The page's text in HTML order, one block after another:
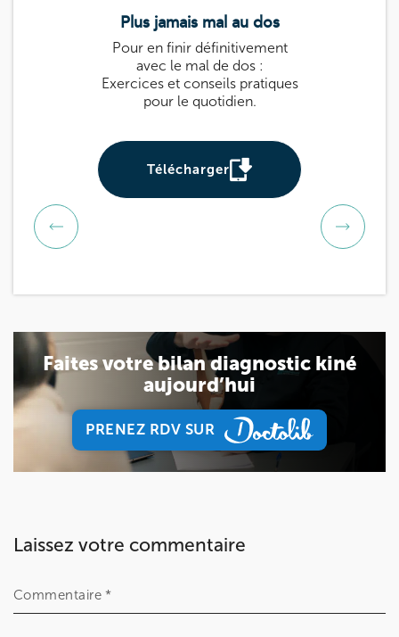
Plus jamais mal au dos
Pour en finir définitivement
avec le mal de dos :
Exercices et conseils pratiques
pour le quotidien.
Télécharger
Faites votre bilan diagnostic kiné
aujourd’hui
PRENEZ RDV SUR
PRENEZ RDV SUR
Laissez votre commentaire
Commentaire *